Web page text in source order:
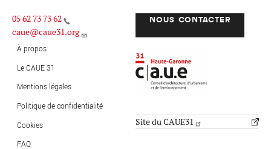
05 62 73 73 62
caue@caue31.org
NOUS CONTACTER
MENU PIED DE PAGE
À propos
Le CAUE 31
Mentions légales
Politique de confidentialité
Cookies
FAQ
Site du CAUE31